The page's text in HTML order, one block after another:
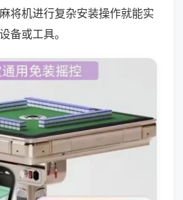
将机进行复杂安装操作就能实
备或工具。